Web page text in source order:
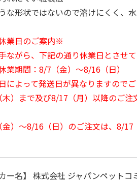
な形状ではないので溶けにくく、水
業日のご案内※
ながら、下記の通り休業日とさせて
業期間：8/7（金）～8/16（日）
によって発送日が異なりますのでご
木）まで及び8/17（月）以降のご
金）～8/16（日）のご注文は、8/
カー名】 株式会社 ジャパンペット